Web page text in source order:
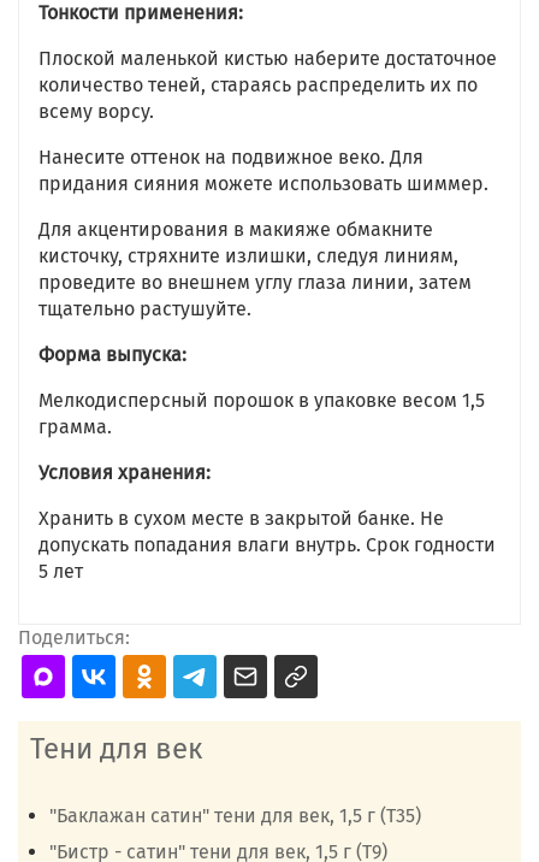
Тонкости применения:
Плоской маленькой кистью наберите достаточное
количество теней, стараясь распределить их по
всему ворсу.
Нанесите оттенок на подвижное веко. Для
придания сияния можете использовать шиммер.
Для акцентирования в макияже обмакните
кисточку, стряхните излишки, следуя линиям,
проведите во внешнем углу глаза линии, затем
тщательно растушуйте.
Форма выпуска:
Мелкодисперсный порошок в упаковке весом 1,5
грамма.
Условия хранения:
Хранить в сухом месте в закрытой банке. Не
допускать попадания влаги внутрь. Срок годности
5 лет
Поделиться:
Тени для век
"Баклажан сатин" тени для век, 1,5 г (Т35)
"Бистр - сатин" тени для век, 1,5 г (Т9)